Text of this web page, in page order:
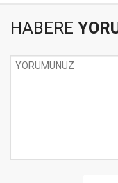
HABERE